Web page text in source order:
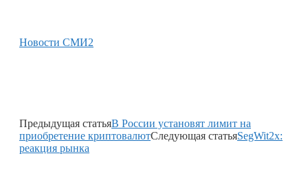
Новости СМИ2
Предыдущая статьяВ России установят лимит на
приобретение криптовалютСледующая статьяSegWit2x:
реакция рынка